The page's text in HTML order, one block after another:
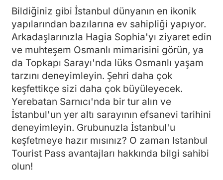
Bildiğiniz gibi İstanbul dünyanın en ikonik
yapılarından bazılarına ev sahipliği yapıyor.
Arkadaşlarınızla Hagia Sophia'yı ziyaret edin
ve muhteşem Osmanlı mimarisini görün, ya
da Topkapı Sarayı'nda lüks Osmanlı yaşam
tarzını deneyimleyin. Şehri daha çok
keşfettikçe sizi daha çok büyüleyecek.
Yerebatan Sarnıcı'nda bir tur alın ve
İstanbul'un yer altı sarayının efsanevi tarihini
deneyimleyin. Grubunuzla İstanbul'u
keşfetmeye hazır mısınız? O zaman Istanbul
Tourist Pass avantajları hakkında bilgi sahibi
olun!